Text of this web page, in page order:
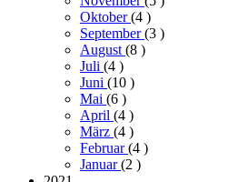
Oktober(4 )
September(3 )
August (8 )
Juli (4 )
Juni (10 )
Mai (6 )
April (4 )
März (4 )
Februar(4 )
Januar(2 )